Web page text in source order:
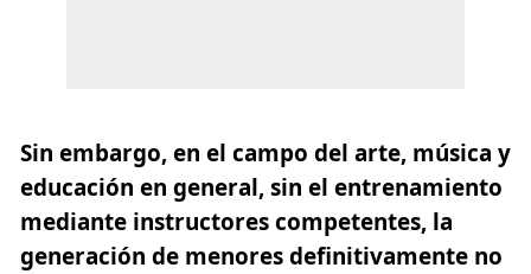
Sin embargo, en el campo del arte, música y
educación en general, sin el entrenamiento
mediante instructores competentes, la
generación de menores definitivamente no